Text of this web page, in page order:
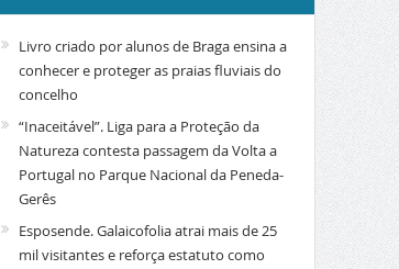
Livro criado por alunos de Braga ensina a
conhecer e proteger as praias fluviais do
concelho
“Inaceitável”. Liga para a Proteção da
Natureza contesta passagem da Volta a
Portugal no Parque Nacional da Peneda-
Gerês
Esposende. Galaicofolia atrai mais de 25
mil visitantes e reforça estatuto como